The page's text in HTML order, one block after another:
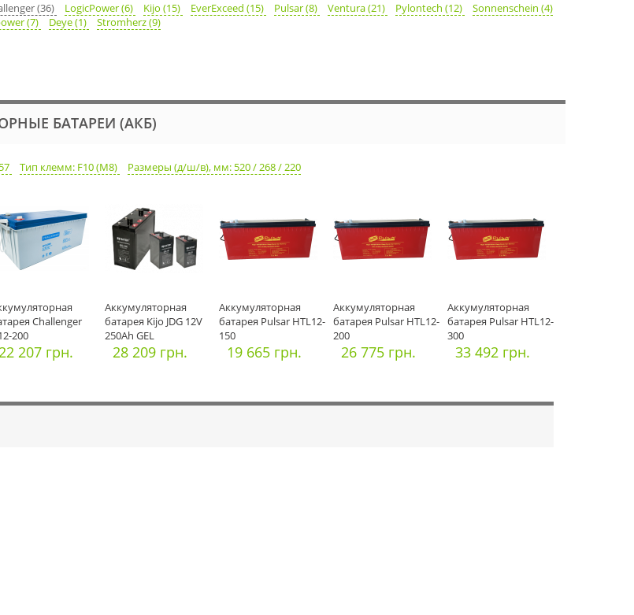
(36) LogicPower (6) Kijo (15) EverExceed (15) Pulsar (8) Ventura (21) Pylontech (12)
Sonnenschein (4)
(7) Deye (1) Stromherz (9)
БАТАРЕИ (АКБ)
Тип клемм: F10 (M8) Размеры (д/ш/в), мм: 520 / 268 / 220
Challenger
200
207 грн.
Аккумуляторная
батарея Kijo JDG 12V
250Ah GEL
28 209 грн.
Аккумуляторная
батарея Pulsar HTL12-
150
19 665 грн.
Аккумуляторная
батарея Pulsar HTL12-
200
26 775 грн.
Аккумуляторная
батарея Pulsar HTL12-
300
33 492 грн.